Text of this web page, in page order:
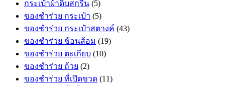
กระเป๋าผ้าดิบสกรีน (5)
ของชำร่วย กระเป๋า (5)
ของชำร่วย กระเป๋าสตางค์ (43)
ของชำร่วย ช้อนส้อม (19)
ของชำร่วย ตะเกียบ (10)
ของชำร่วย ถ้วย (2)
ของชำร่วย ที่เปิดขวด (11)